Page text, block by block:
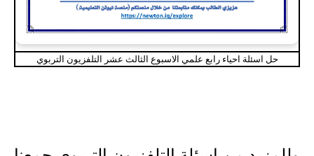
حل اسئلة احياء رابع علمي الاسبوع الثالث عشر التلفزيون التربوي